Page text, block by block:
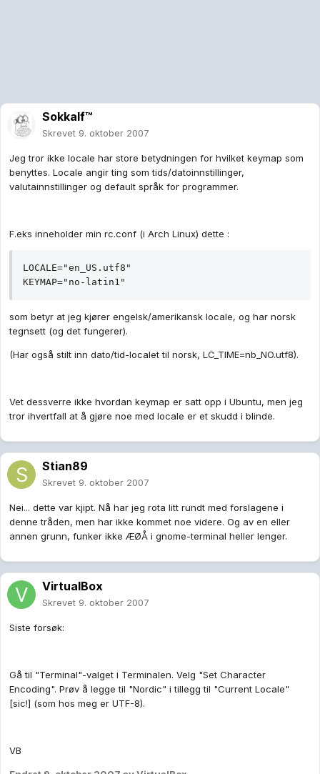
Sokkalf™
Skrevet 9. oktober 2007
Jeg tror ikke locale har store betydningen for hvilket keymap som
benyttes. Locale angir ting som tids/datoinnstillinger,
valutainnstillinger og default språk for programmer.
F.eks inneholder min rc.conf (i Arch Linux) dette :
LOCALE="en_US.utf8"
KEYMAP="no-latin1"
som betyr at jeg kjører engelsk/amerikansk locale, og har norsk
tegnsett (og det fungerer).
(Har også stilt inn dato/tid-localet til norsk, LC_TIME=nb_NO.utf8).
Vet dessverre ikke hvordan keymap er satt opp i Ubuntu, men jeg
tror ihvertfall at å gjøre noe med locale er et skudd i blinde.
Stian89
Skrevet 9. oktober 2007
Nei... dette var kjipt. Nå har jeg rota litt rundt med forslagene i
denne tråden, men har ikke kommet noe videre. Og av en eller
annen grunn, funker ikke ÆØÅ i gnome-terminal heller lenger.
VirtualBox
Skrevet 9. oktober 2007
Siste forsøk:
Gå til "Terminal"-valget i Terminalen. Velg "Set Character
Encoding". Prøv å legge til "Nordic" i tillegg til "Current Locale"
[sic!] (som hos meg er UTF-8).
VB